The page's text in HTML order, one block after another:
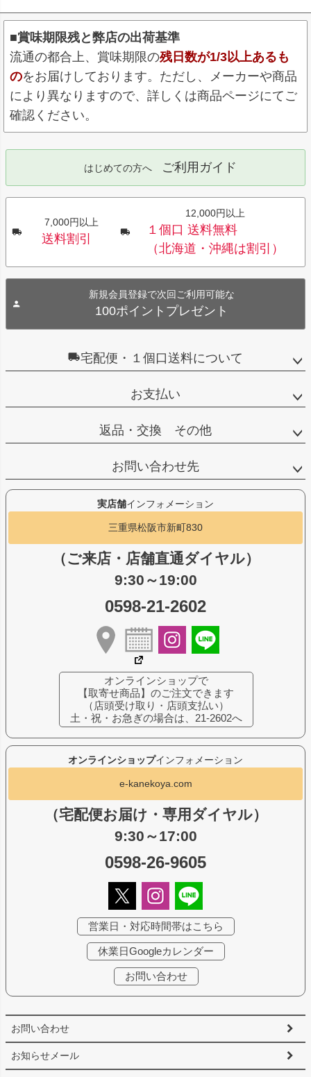
■賞味期限残と弊店の出荷基準
流通の都合上、賞味期限の残日数が1/3以上あるも
のをお届けしております。ただし、メーカーや商品
により異なりますので、詳しくは商品ページにてご
確認ください。
はじめての方へ ご利用ガイド
7,000円以上
送料割引
12,000円以上
１個口 送料無料
（北海道・沖縄は割引）
新規会員登録で次回ご利用可能な
100ポイントプレゼント
宅配便・１個口送料について
お支払い
返品・交換 その他
お問い合わせ先
お問い合わせ
お知らせメール
オンラインショップインフォメーション
e-kanekoya.com
（宅配便お届け・専用ダイヤル）
9:30～17:00
0598-26-9605
営業日・対応時間帯はこちら
休業日Googleカレンダー
お問い合わせ
実店舗インフォメーション
三重県松阪市新町830
（ご来店・店舗直通ダイヤル）
9:30～19:00
0598-21-2602
オンラインショップで
【取寄せ商品】のご注文できます
（店頭受け取り・店頭支払い）
土・祝・お急ぎの場合は、21-2602へ